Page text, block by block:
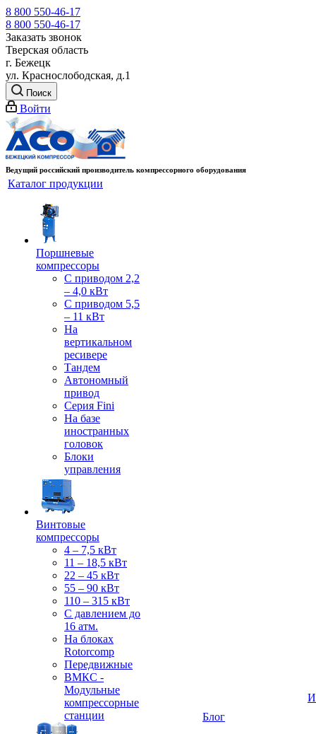
8 800 550-46-17
8 800 550-46-17
Заказать звонок
Тверская область
г. Бежецк
ул. Краснослободская, д.1
Поиск
Войти
Ведущий российский производитель компрессорного оборудования
Каталог продукции
Поршневые
компрессоры
С приводом 2,2
– 4,0 кВт
С приводом 5,5
– 11 кВт
На
вертикальном
ресивере
Тандем
Автономный
привод
Серия Fini
На базе
иностранных
головок
Блоки
управления
Винтовые
компрессоры
4 – 7,5 кВт
11 – 18,5 кВт
22 – 45 кВт
55 – 90 кВт
110 – 315 кВт
С давлением до
16 атм.
На блоках
Rotorcomp
Передвижные
ВМКС -
Модульные
компрессорные
станции
Блог